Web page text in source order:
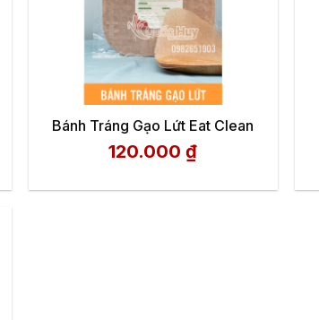
Bánh Tráng Gạo Lứt Eat Clean
120.000₫